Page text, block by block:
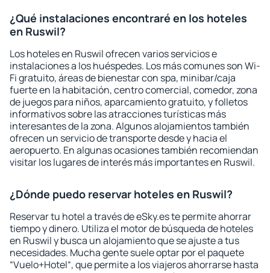
¿Qué instalaciones encontraré en los hoteles
en Ruswil?
Los hoteles en Ruswil ofrecen varios servicios e
instalaciones a los huéspedes. Los más comunes son Wi-
Fi gratuito, áreas de bienestar con spa, minibar/caja
fuerte en la habitación, centro comercial, comedor, zona
de juegos para niños, aparcamiento gratuito, y folletos
informativos sobre las atracciones turísticas más
interesantes de la zona. Algunos alojamientos también
ofrecen un servicio de transporte desde y hacia el
aeropuerto. En algunas ocasiones también recomiendan
visitar los lugares de interés más importantes en Ruswil.
¿Dónde puedo reservar hoteles en Ruswil?
Reservar tu hotel a través de eSky.es te permite ahorrar
tiempo y dinero. Utiliza el motor de búsqueda de hoteles
en Ruswil y busca un alojamiento que se ajuste a tus
necesidades. Mucha gente suele optar por el paquete
“Vuelo+Hotel“, que permite a los viajeros ahorrarse hasta